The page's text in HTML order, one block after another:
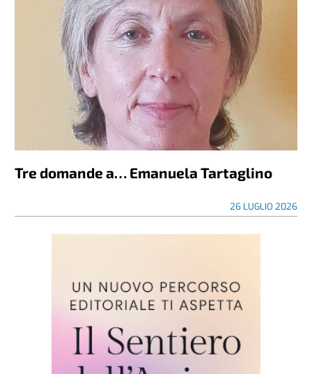
Tre domande a… Emanuela Tartaglino
26 LUGLIO 2026